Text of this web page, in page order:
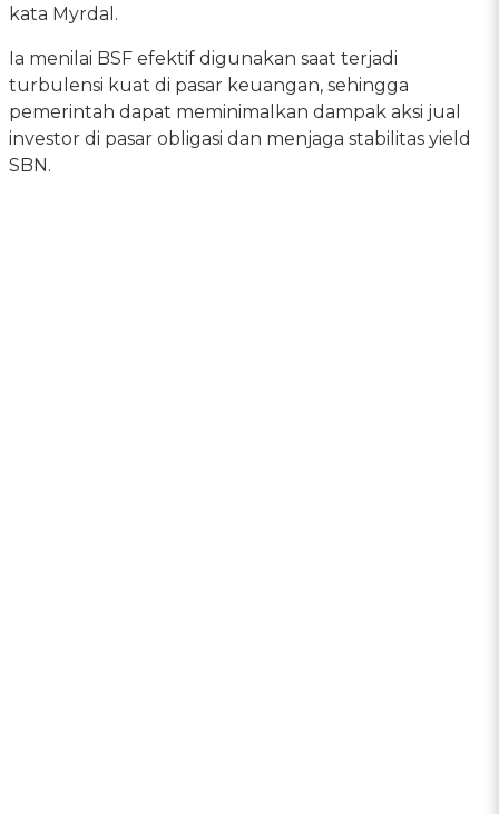
kata Myrdal.
Ia menilai BSF efektif digunakan saat terjadi
turbulensi kuat di pasar keuangan, sehingga
pemerintah dapat meminimalkan dampak aksi jual
investor di pasar obligasi dan menjaga stabilitas yield
SBN.